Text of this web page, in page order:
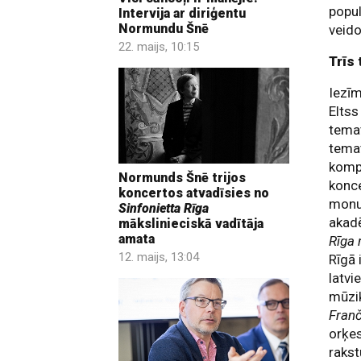
Intervija ar diriģentu
Normundu Šnē
22. maijs, 10:15
Normunds Šnē trijos
koncertos atvadīsies no
Sinfonietta Rīga
mākslinieciskā vadītāja
amata
12. maijs, 13:04
Trīs
Rīga
Rīgā